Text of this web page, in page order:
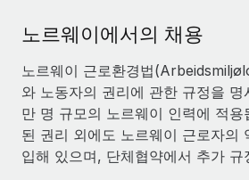
전문가 상담
글로벌 인사 및 규정 준수 업무 처리
신원 조사
채용 후보자 심사 프로세스 간소화
Remote Build 곧 제공 예정
사례 연구
급여 및 인재 인사이트
지원받기
모든 리소스 보기
노르웨이에서의 채용
노르웨이 근로환경법
와 노동자의 권리에 관한 규정을
만 명 규모의 노르웨이 인력에 적
된 권리 외에도 노르웨이 근로자의
입해 있으며, 단체협약에서 추가 규